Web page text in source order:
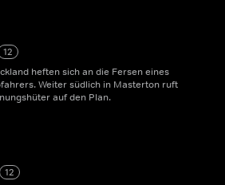
12
heften sich an die Fersen eines
Weiter südlich in Masterton ruft
auf den Plan.
12